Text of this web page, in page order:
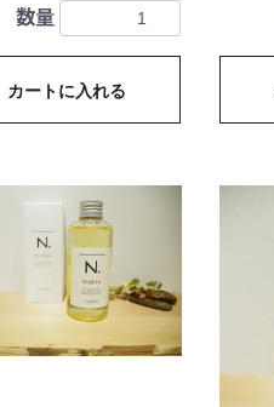
数量
カートに入れる